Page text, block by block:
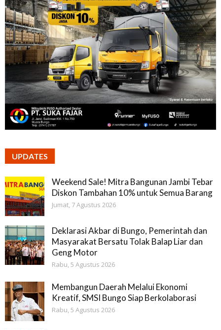
UPDATES
Weekend Sale! Mitra Bangunan Jambi Tebar
Diskon Tambahan 10% untuk Semua Barang
Jumat, 7 Agustus 2026
Deklarasi Akbar di Bungo, Pemerintah dan
Masyarakat Bersatu Tolak Balap Liar dan
Geng Motor
Rabu, 5 Agustus 2026
Membangun Daerah Melalui Ekonomi
Kreatif, SMSI Bungo Siap Berkolaborasi
Rabu, 5 Agustus 2026